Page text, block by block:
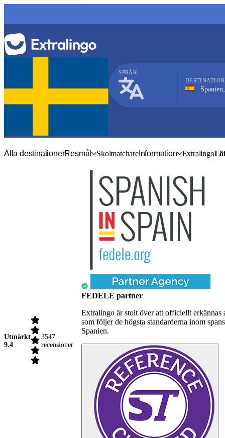
SPRÅK
DESTINATION
Spanien, Salamanca
Alla destinationerResmål SkolmatchareInformation Extralingo
Utmärkt
9.4
3547
recensioner
FEDELE partner
Extralingo är stolt över att officiellt erkännas
som följer de högsta standarderna inom
Spanien.